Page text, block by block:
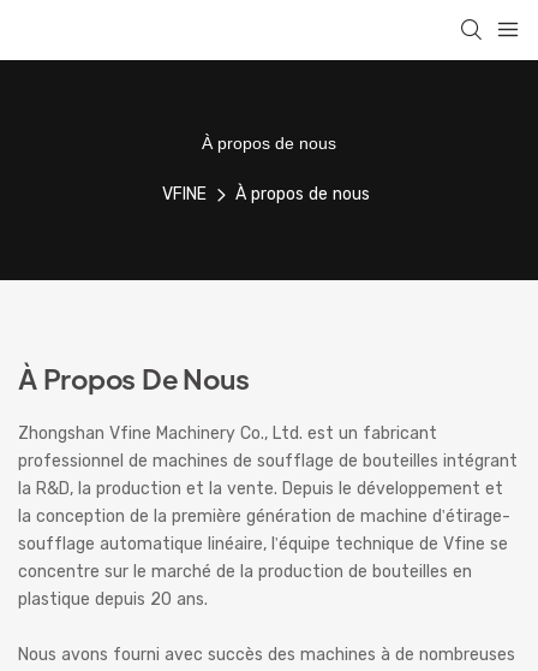
À propos de nous
VFINE À propos de nous
À Propos De Nous
Zhongshan Vfine Machinery Co., Ltd. est un fabricant
professionnel de machines de soufflage de bouteilles intégrant
la R&D, la production et la vente. Depuis le développement et
la conception de la première génération de machine d'étirage-
soufflage automatique linéaire, l'équipe technique de Vfine se
concentre sur le marché de la production de bouteilles en
plastique depuis 20 ans.
Nous avons fourni avec succès des machines à de nombreuses